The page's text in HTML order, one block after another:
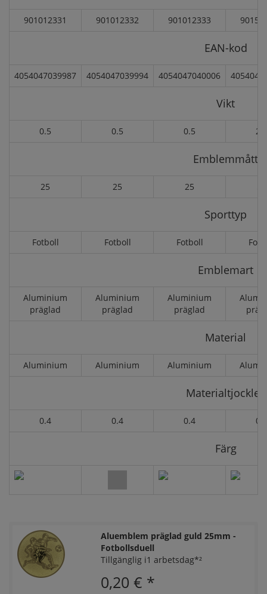
901012331 901012332 901012333
EAN-kod
4054047039987 4054047039994 4054047040006
Vikt
0.5 0.5 0.5 2.1
Emblemmått
25 25 25
Sporttyp
Fotboll Fotboll Fotboll
Emblemart
Aluminium
präglad
Aluminium
präglad
Aluminium
präglad
Material
Aluminium Aluminium Aluminium
Materialtjocklek
0.4 0.4 0.4 0.4
Färg
Aluemblem präglad guld 25mm -
Fotbollsduell
Tillgänglig i1 arbetsdag*²
0,20 € *